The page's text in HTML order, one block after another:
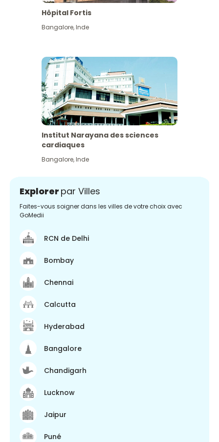
Hôpital Fortis
Bangalore,Inde
Institut Narayana des sciences
cardiaques
Bangalore,Inde
Explorer par Villes
Faites-vous soigner dans les villes de votre choix avec
GoMedii
RCN de Delhi
Bombay
Chennai
Calcutta
Hyderabad
Bangalore
Chandigarh
Lucknow
Jaipur
Puné